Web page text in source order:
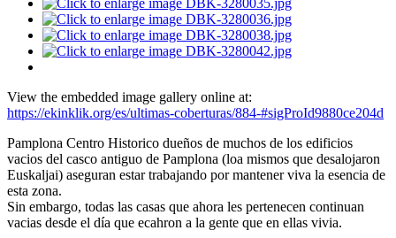
View the embedded image gallery online at:
https://ekinklik.org/es/ultimas-coberturas/884-#sigProId9880ce204d
Pamplona Centro Historico dueños de muchos de los edificios
vacios del casco antiguo de Pamplona (loa mismos que desalojaron
Euskaljai) aseguran estar trabajando por mantener viva la esencia de
esta zona.
Sin embargo, todas las casas que ahora les pertenecen continuan
vacias desde el día que ecahron a la gente que en ellas vivia.